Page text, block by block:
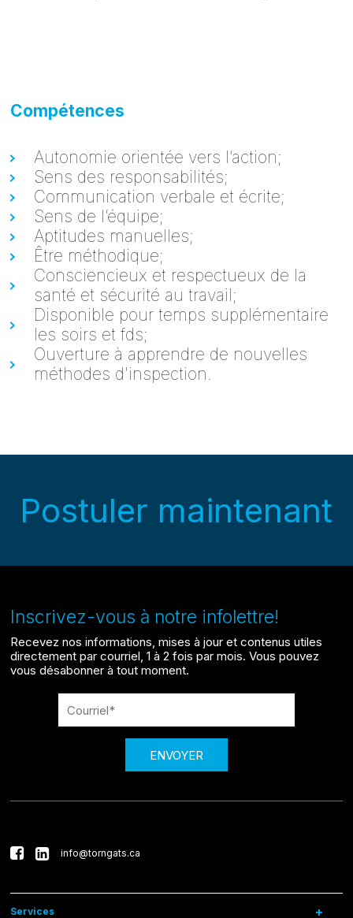
Compétences
Autonomie orientée vers l’action;
Sens des responsabilités;
Communication verbale et écrite;
Sens de l’équipe;
Aptitudes manuelles;
Être méthodique;
Consciencieux et respectueux de la
santé et sécurité au travail;
Disponible pour temps supplémentaire
les soirs et fds;
Ouverture à apprendre de nouvelles
méthodes d'inspection.
Postuler maintenant
Inscrivez-vous à notre infolettre!
Recevez nos informations, mises à jour et contenus utiles
directement par courriel, 1 à 2 fois par mois. Vous pouvez
vous désabonner à tout moment.
ENVOYER
info@torngats.ca
Services